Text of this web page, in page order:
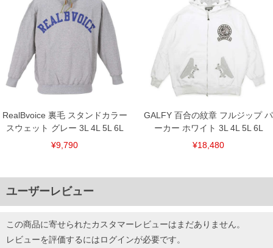
RealBvoice 裏毛 スタンドカラー
スウェット グレー 3L 4L 5L 6L
¥9,790
GALFY 百合の紋章 フルジップ パ
ーカー ホワイト 3L 4L 5L 6L
¥18,480
ユーザーレビュー
この商品に寄せられたカスタマーレビューはまだありません。
レビューを評価するにはログインが必要です。